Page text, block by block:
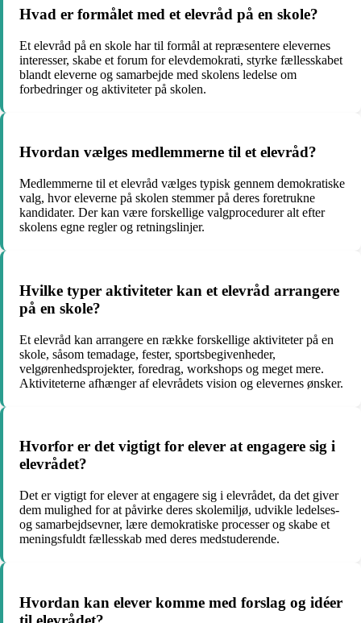
Hvad er formålet med et elevråd på en skole?
Et elevråd på en skole har til formål at repræsentere elevernes
interesser, skabe et forum for elevdemokrati, styrke fællesskabet
blandt eleverne og samarbejde med skolens ledelse om
forbedringer og aktiviteter på skolen.
Hvordan vælges medlemmerne til et elevråd?
Medlemmerne til et elevråd vælges typisk gennem demokratiske
valg, hvor eleverne på skolen stemmer på deres foretrukne
kandidater. Der kan være forskellige valgprocedurer alt efter
skolens egne regler og retningslinjer.
Hvilke typer aktiviteter kan et elevråd arrangere
på en skole?
Et elevråd kan arrangere en række forskellige aktiviteter på en
skole, såsom temadage, fester, sportsbegivenheder,
velgørenhedsprojekter, foredrag, workshops og meget mere.
Aktiviteterne afhænger af elevrådets vision og elevernes ønsker.
Hvorfor er det vigtigt for elever at engagere sig i
elevrådet?
Det er vigtigt for elever at engagere sig i elevrådet, da det giver
dem mulighed for at påvirke deres skolemiljø, udvikle ledelses-
og samarbejdsevner, lære demokratiske processer og skabe et
meningsfuldt fællesskab med deres medstuderende.
Hvordan kan elever komme med forslag og idéer